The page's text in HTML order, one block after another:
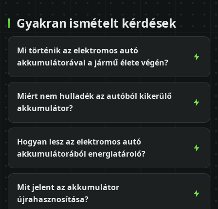
Gyakran ismételt kérdések
Mi történik az elektromos autó
akkumulátorával a jármű élete végén?
Miért nem hulladék az autóból kikerülő
akkumulátor?
Hogyan lesz az elektromos autó
akkumulátorából energiatároló?
Mit jelent az akkumulátor
újrahasznosítása?